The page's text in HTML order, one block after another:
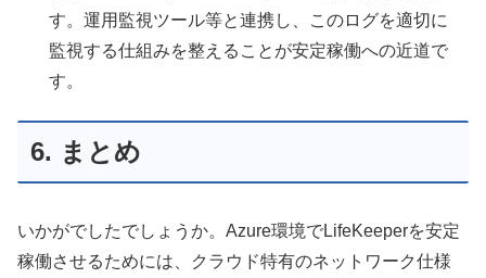
す。運用監視ツール等と連携し、このログを適切に
監視する仕組みを整えることが安定稼働への近道で
す。
6. まとめ
いかがでしたでしょうか。Azure環境でLifeKeeperを安定
稼働させるためには、クラウド特有のネットワーク仕様